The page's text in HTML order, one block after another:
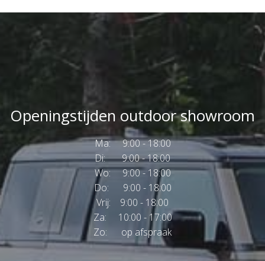
Openingstijden outdoor showroom
Ma: 9:00 - 18:00
Di: 9:00 - 18:00
Wo: 9:00 - 18:00
Do: 9:00 - 18:00
Vrij: 9:00 - 18:00
Za: 10:00 - 17:00
Zo: op afspraak